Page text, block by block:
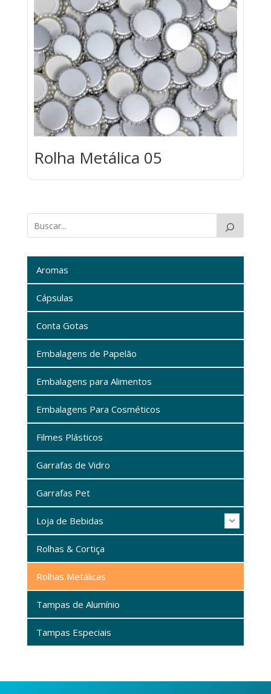
Rolha Metálica 05
Aromas
Cápsulas
Conta Gotas
Embalagens de Papelão
Embalagens para Alimentos
Embalagens Para Cosméticos
Filmes Plásticos
Garrafas de Vidro
Garrafas Pet
Loja de Bebidas
Rolhas & Cortiça
Rolhas Metálicas
Tampas de Alumínio
Tampas Especiais